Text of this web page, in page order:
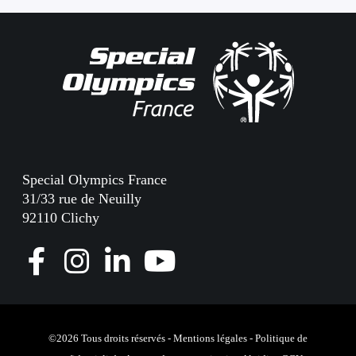
Special Olympics France
31/33 rue de Neuilly
92110 Clichy
F
I
t
L
k
Y
T
©2026 Tous droits réservés - Mentions légales - Politique de